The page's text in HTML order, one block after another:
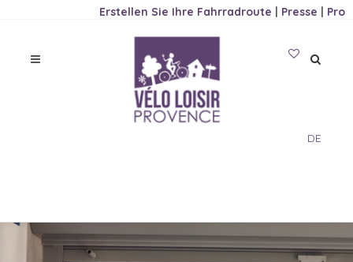
Erstellen Sie Ihre Fahrradroute | Presse | Pro
DE